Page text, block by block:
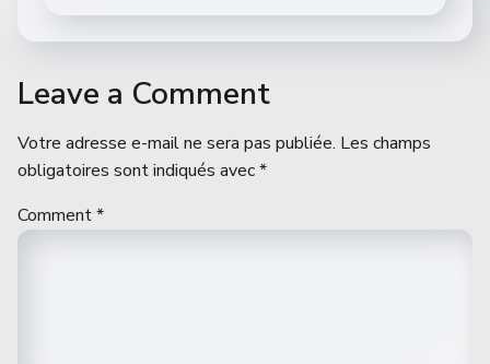
Leave a Comment
Votre adresse e-mail ne sera pas publiée. Les champs
obligatoires sont indiqués avec*
Comment*